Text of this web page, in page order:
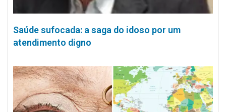
Saúde sufocada: a saga do idoso por um
atendimento digno